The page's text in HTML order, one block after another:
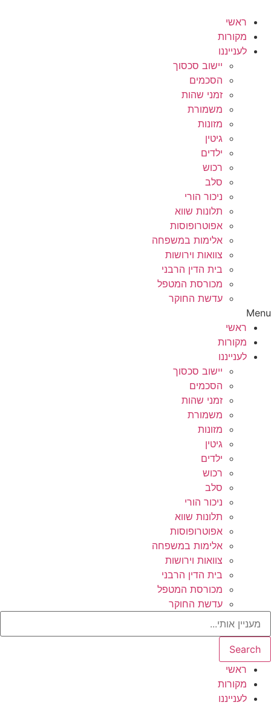
לתוכן
ראשי
מקורות
לענייננו
יישוב סכסוך
הסכמים
זמני שהות
משמורת
מזונות
גיטין
ילדים
רכוש
סלב
ניכור הורי
תלונות שווא
אפוטרופוסות
אלימות במשפחה
צוואות וירושות
בית הדין הרבני
מכורסת המטפל
עדשת החוקר
Menu
ראשי
מקורות
לענייננו
יישוב סכסוך
הסכמים
זמני שהות
משמורת
מזונות
גיטין
ילדים
רכוש
סלב
ניכור הורי
תלונות שווא
אפוטרופוסות
אלימות במשפחה
צוואות וירושות
בית הדין הרבני
מכורסת המטפל
עדשת החוקר
Search
ראשי
מקורות
לענייננו